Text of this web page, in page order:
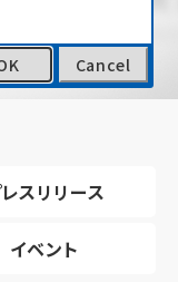
スリリース
イベント
Cancel